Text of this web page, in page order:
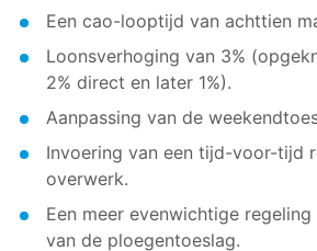
Een cao-looptijd van achttien
Loonsverhoging van 3%
2% direct en later 1%).
Aanpassing van de
Invoering van een tijd-voor-tijd
overwerk.
Een meer evenwichtige
van de ploegentoeslag.